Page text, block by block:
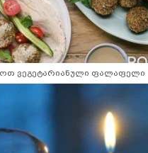
ვეგეტარიანული ფალაფელი